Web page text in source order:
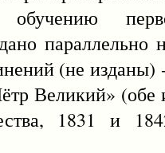
обучению
(не
Великий» (обе
1831 и